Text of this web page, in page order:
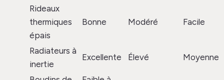
Rideaux
thermiques
épais
Bonne Modéré Facile
Radiateurs à
inertie
Excellente Élevé Moyenne